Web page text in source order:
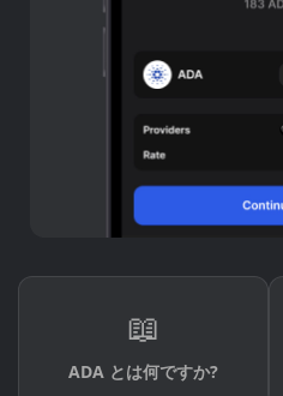
📖
ADA とは何ですか?